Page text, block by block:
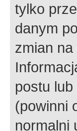
tylko
danym
zmian
postu
(powinni
normalni